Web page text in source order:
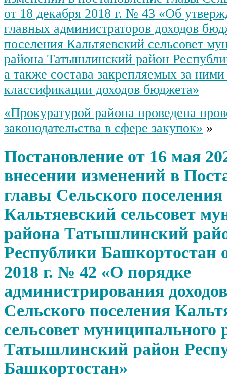
от 18 декабря 2018 г. № 43 «Об
главных администраторов доходов
поселения Кальтяевский сельсовет
района Татышлинский район
а также состава закрепляемых за ними
классификации доходов бюджета»
«Прокуратурой района проведена
законодательства в сфере закупок» »
Постановление от 16 мая
внесении изменений в
главы Сельского поселения
Кальтяевский сельсовет
района Татышлинский
Республики Башкортостан
2018 г. № 42 «О порядке
администрирования
Сельского поселения
сельсовет муниципального
Татышлинский район
Башкортостан»